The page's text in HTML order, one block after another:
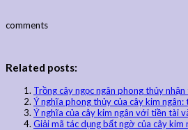
comments
Related posts:
Trồng cây ngọc ngân phong thủy
Ý nghĩa phong thủy của cây kim ngân:
Ý nghĩa của cây kim ngân với tiền tài
Giải mã tác dụng bất ngờ của cây kim